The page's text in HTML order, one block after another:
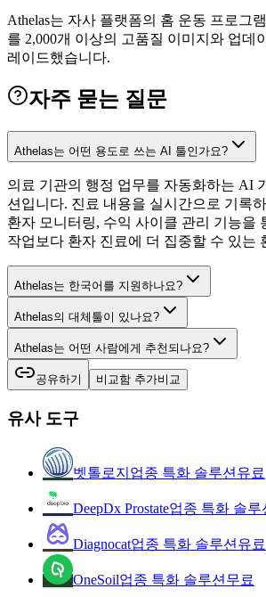
Athelas는 자사 플랫폼의 홈 운동 프로그
를 2,000개 이상의 고품질 이미지와 업데
레이드했습니다.
자주 묻는 질문
Athelas는 어떤 용도로 쓰는 AI 툴인가요?
의료 기관의 행정 업무를 자동화하는 AI
션입니다. 진료 내용을 실시간으로 기록
환자 모니터링, 수익 사이클 관리 기능을
작업보다 환자 진료에 더 집중할 수 있는
Athelas는 한국어를 지원하나요?
Athelas의 대체툴이 있나요?
Athelas는 어떤 사람에게 추천되나요?
공유하기 비교함 추가비교
유사 도구
벳톨로지 업종 특화 솔루션 유료
DeepDx Prostate업종 특화 솔루
Diagnocat업종 특화 솔루션 유료
OneSoil업종 특화 솔루션 무료